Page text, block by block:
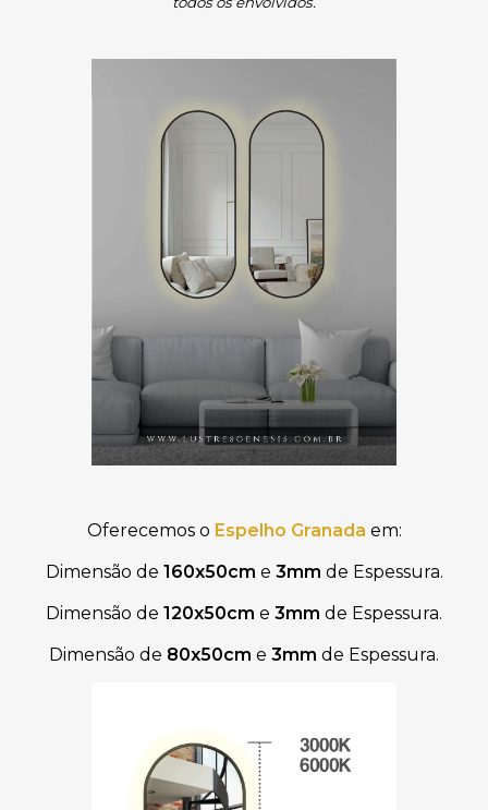
Oferecemos o Espelho Granada em:
Dimensão de 160x50cm e 3mm de Espessura.
Dimensão de 120x50cm e 3mm de Espessura.
Dimensão de 80x50cm e 3mm de Espessura.